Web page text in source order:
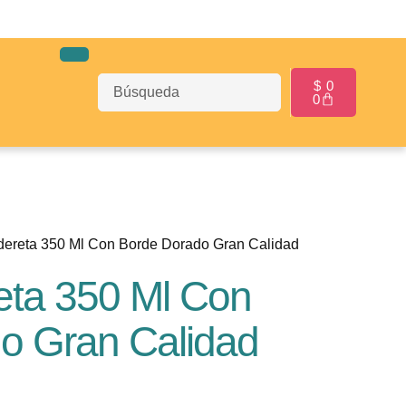
$ 0
0
350 Ml Con Borde Dorado Gran Calidad
350 Ml Con
Gran Calidad